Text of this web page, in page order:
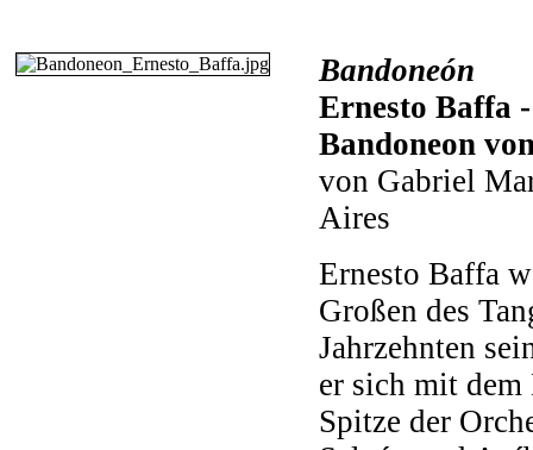
Bandoneón
Ernesto Baffa
Bandoneon
von Gabriel
Aires
Ernesto Baffa
Großen des
Jahrzehnten
er sich mit dem
Spitze der